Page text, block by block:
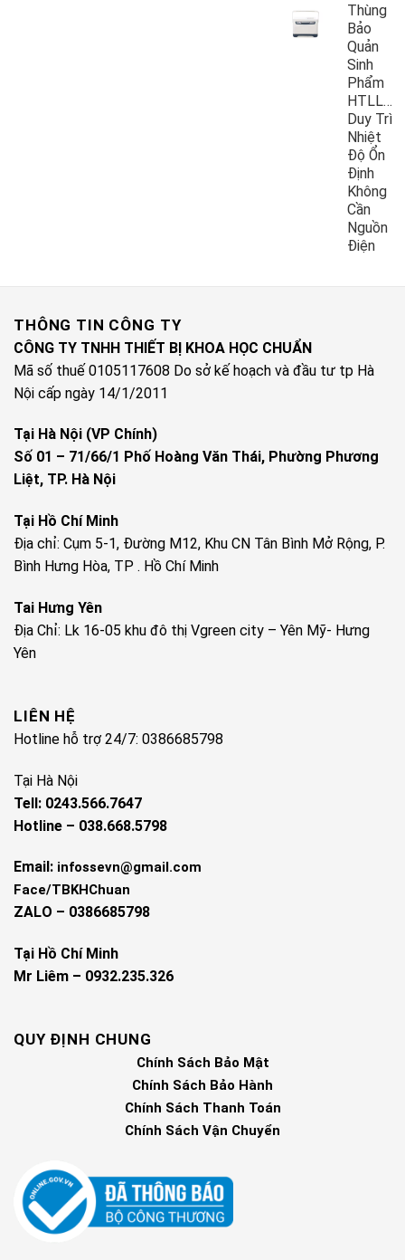
Thùng
Bảo
Quản
Sinh
Phẩm
Duy Trì
Nhiệt
Độ Ổn
Định
Không
Cần
Nguồn
Điện
THÔNG TIN CÔNG TY
CÔNG TY TNHH THIẾT BỊ KHOA HỌC CHUẨN
Mã số thuế 0105117608 Do sở kế hoạch và đầu tư tp Hà
Nội cấp ngày 14/1/2011
Tại Hà Nội (VP Chính)
Số 01 – 71/66/1 Phố Hoàng Văn Thái, Phường Phương
Liệt, TP. Hà Nội
Tại Hồ Chí Minh
Địa chỉ: Cụm 5-1, Đường M12, Khu CN Tân Bình Mở Rộng, P.
Bình Hưng Hòa, TP . Hồ Chí Minh
Tai Hưng Yên
Địa Chỉ: Lk 16-05 khu đô thị Vgreen city – Yên Mỹ- Hưng
Yên
LIÊN HỆ
Hotline hỗ trợ 24/7: 0386685798
Tại Hà Nội
Tell: 0243.566.7647
Hotline – 038.668.5798
Email: infossevn@gmail.com
Face/TBKHChuan
ZALO – 0386685798
Tại Hồ Chí Minh
Mr Liêm – 0932.235.326
QUY ĐỊNH CHUNG
Chính Sách Bảo Mật
Chính Sách Bảo Hành
Chính Sách Thanh Toán
Chính Sách Vận Chuyển